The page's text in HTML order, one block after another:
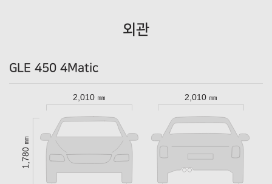
외관
GLE 450 4Matic
2,010 ㎜ 2,010 ㎜
1,780 ㎜